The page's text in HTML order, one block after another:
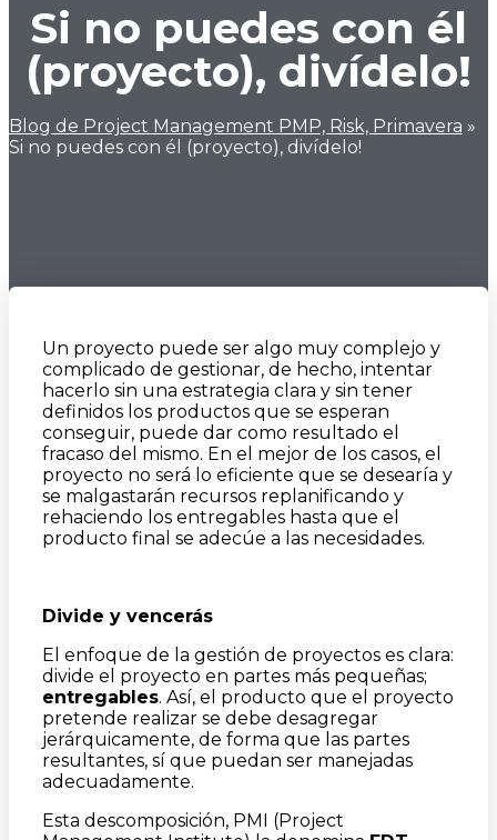
Si no puedes con él
(proyecto), divídelo!
Blog de Project Management PMP, Risk, Primavera »
Si no puedes con él (proyecto), divídelo!
Un proyecto puede ser algo muy complejo y
complicado de gestionar, de hecho, intentar
hacerlo sin una estrategia clara y sin tener
definidos los productos que se esperan
conseguir, puede dar como resultado el
fracaso del mismo. En el mejor de los casos, el
proyecto no será lo eficiente que se desearía y
se malgastarán recursos replanificando y
rehaciendo los entregables hasta que el
producto final se adecúe a las necesidades.
Divide y vencerás
El enfoque de la gestión de proyectos es clara:
divide el proyecto en partes más pequeñas;
entregables. Así, el producto que el proyecto
pretende realizar se debe desagregar
jerárquicamente, de forma que las partes
resultantes, sí que puedan ser manejadas
adecuadamente.
Esta descomposición, PMI (Project